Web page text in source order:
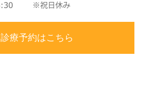
診療予約はこちら